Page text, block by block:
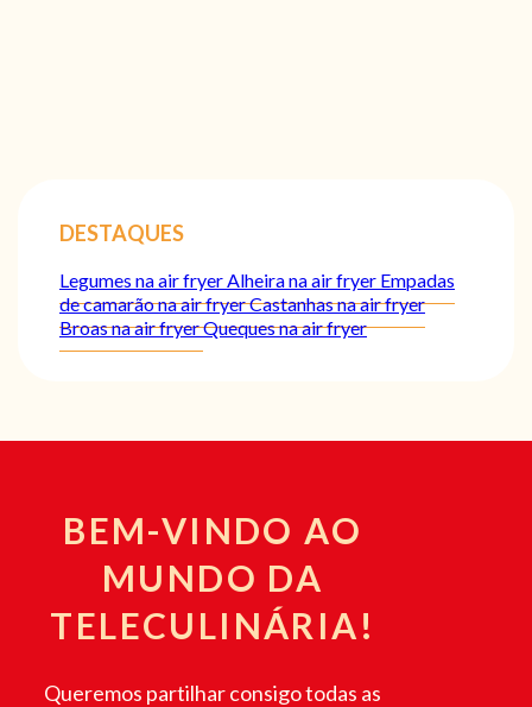
DESTAQUES
Legumes na air fryer Alheira na air fryer Empadas
de camarão na air fryerCastanhas na air fryer
Broas na air fryerQueques na air fryer
BEM-VINDO AO
MUNDO DA
TELECULINÁRIA!
Queremos partilhar consigo todas as